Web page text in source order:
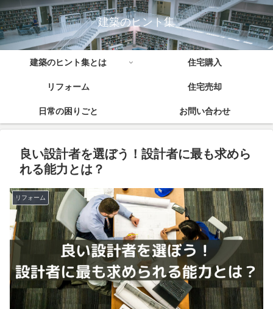
建築のヒント集
建築のヒント集とは 住宅購入
リフォーム 住宅売却
日常の困りごと お問い合わせ
良い設計者を選ぼう！設計者に最も求めら
れる能力とは？
リフォーム